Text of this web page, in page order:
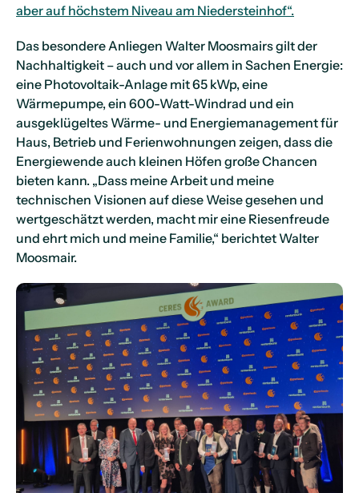
aber auf höchstem Niveau am Niedersteinhof“.
Das besondere Anliegen Walter Moosmairs gilt der
Nachhaltigkeit – auch und vor allem in Sachen Energie:
eine Photovoltaik-Anlage mit 65 kWp, eine
Wärmepumpe, ein 600-Watt-Windrad und ein
ausgeklügeltes Wärme- und Energiemanagement für
Haus, Betrieb und Ferienwohnungen zeigen, dass die
Energiewende auch kleinen Höfen große Chancen
bieten kann. „Dass meine Arbeit und meine
technischen Visionen auf diese Weise gesehen und
wertgeschätzt werden, macht mir eine Riesenfreude
und ehrt mich und meine Familie,“ berichtet Walter
Moosmair.